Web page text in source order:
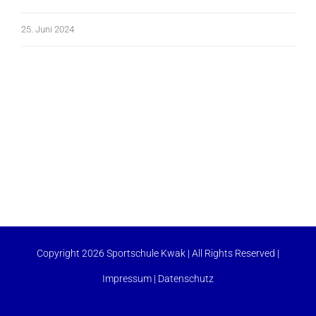
25. Juni 2024
Copyright 2026 Sportschule Kwak | All Rights Reserved |
Impressum | Datenschutz